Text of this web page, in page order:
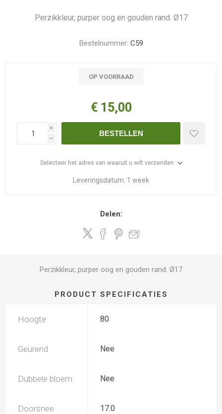
Perzikkleur, purper oog en gouden rand. Ø17
Bestelnummer: C59
OP VOORRAAD
€ 15,00
i
h
BESTELLEN
Selecteer het adres van waaruit u wilt verzenden
Leveringsdatum: 1 week
Delen:
Perzikkleur, purper oog en gouden rand. Ø17
PRODUCT SPECIFICATIES
Hoogte 80
Geurend Nee
Dubbele bloem Nee
Doorsnee 17.0